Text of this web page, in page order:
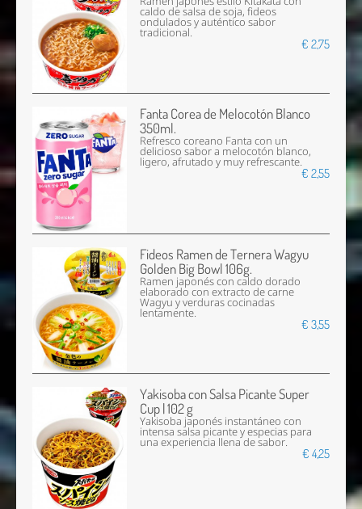
caldo de salsa de soja, fideos
ondulados y auténtico sabor
tradicional.
€ 2,75
Fanta Corea de Melocotón Blanco
350ml.
Refresco coreano Fanta con un
delicioso sabor a melocotón blanco,
ligero, afrutado y muy refrescante.
€ 2,55
Fideos Ramen de Ternera Wagyu
Golden Big Bowl 106g.
Ramen japonés con caldo dorado
elaborado con extracto de carne
Wagyu y verduras cocinadas
lentamente.
€ 3,55
Yakisoba con Salsa Picante Super
Cup | 102 g
Yakisoba japonés instantáneo con
intensa salsa picante y especias para
una experiencia llena de sabor.
€ 4,25